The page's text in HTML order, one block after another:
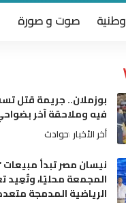
وطنية صوت و صورة
بوزملان.. جريمة قتل
فيه وملاحقة آخر
أخر الأخبار حوادث
نيسان مصر تبدأ
المجمعة محليًا، وتُعِيد
الرياضية المدمجة